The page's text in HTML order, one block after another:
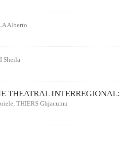
Alberto
Sheila
THEATRAL
, THIERS Ghjacumu